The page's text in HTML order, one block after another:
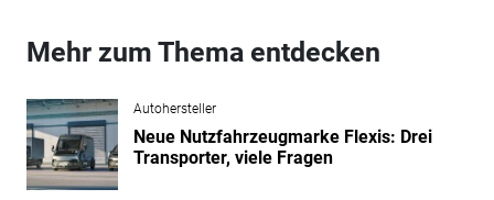
Mehr zum Thema entdecken
Autohersteller
Neue Nutzfahrzeugmarke Flexis: Drei
Transporter, viele Fragen